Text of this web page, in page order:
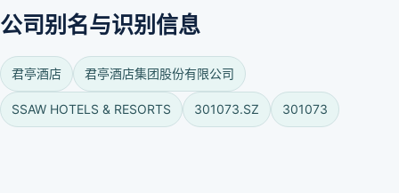
公司别名与识别信息
君亭酒店 君亭酒店集团股份有限公司
SSAW HOTELS & RESORTS 301073.SZ 301073